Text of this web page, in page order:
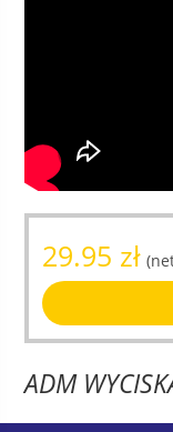
29.95 zł
ADM